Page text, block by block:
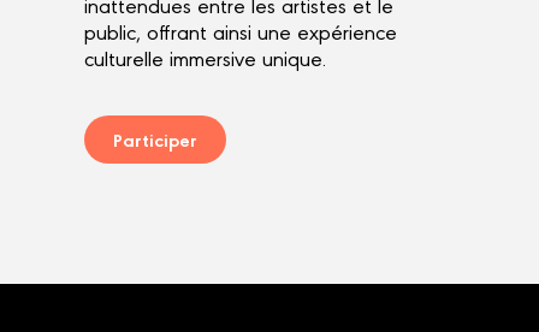
public, offrant ainsi une expérience
culturelle immersive unique.
Participer